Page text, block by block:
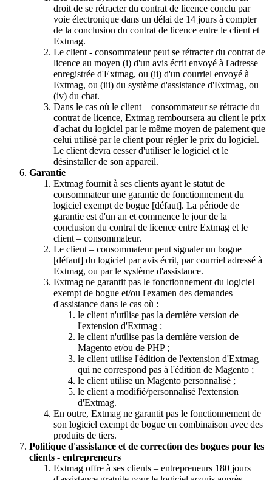
droit de se rétracter du contrat de licence conclu par
voie électronique dans un délai de 14 jours à compter
de la conclusion du contrat de licence entre le client et
Extmag.
Le client - consommateur peut se rétracter du contrat de
licence au moyen (i) d'un avis écrit envoyé à l'adresse
enregistrée d'Extmag, ou (ii) d'un courriel envoyé à
Extmag, ou (iii) du système d'assistance d'Extmag, ou
(iv) du chat.
Dans le cas où le client – consommateur se rétracte du
contrat de licence, Extmag remboursera au client le prix
d'achat du logiciel par le même moyen de paiement que
celui utilisé par le client pour régler le prix du logiciel.
Le client devra cesser d'utiliser le logiciel et le
désinstaller de son appareil.
Garantie
Extmag fournit à ses clients ayant le statut de
consommateur une garantie de fonctionnement du
logiciel exempt de bogue [défaut]. La période de
garantie est d'un an et commence le jour de la
conclusion du contrat de licence entre Extmag et le
client – consommateur.
Le client – consommateur peut signaler un bogue
[défaut] du logiciel par avis écrit, par courriel adressé à
Extmag, ou par le système d'assistance.
Extmag ne garantit pas le fonctionnement du logiciel
exempt de bogue et/ou l'examen des demandes
d'assistance dans le cas où :
le client n'utilise pas la dernière version de
l'extension d'Extmag ;
le client n'utilise pas la dernière version de
Magento et/ou de PHP ;
le client utilise l'édition de l'extension d'Extmag
qui ne correspond pas à l'édition de Magento ;
le client utilise un Magento personnalisé ;
le client a modifié/personnalisé l'extension
d'Extmag.
En outre, Extmag ne garantit pas le fonctionnement de
son logiciel exempt de bogue en combinaison avec des
produits de tiers.
Politique d'assistance et de correction des bogues pour les
clients - entrepreneurs
Extmag offre à ses clients – entrepreneurs 180 jours